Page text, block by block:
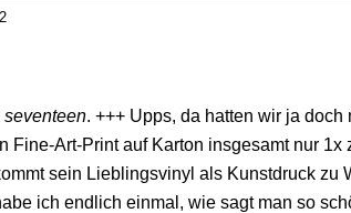
seventeen. +++ Upps, da hatten wir ja
Art-Print auf Karton insgesamt nur 1x
sein Lieblingsvinyl als Kunstdruck zu
ich endlich einmal, wie sagt man so